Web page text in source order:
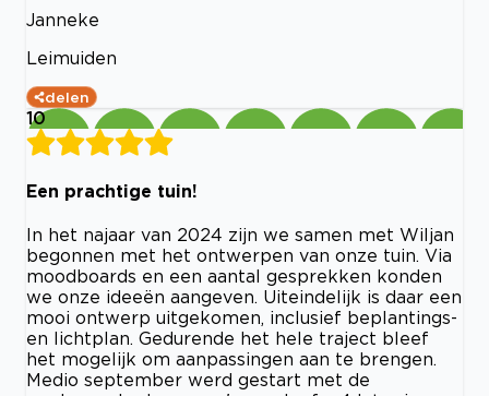
Janneke
Leimuiden
delen
10
Een prachtige tuin!
In het najaar van 2024 zijn we samen met Wiljan
begonnen met het ontwerpen van onze tuin. Via
moodboards en een aantal gesprekken konden
we onze ideeën aangeven. Uiteindelijk is daar een
mooi ontwerp uitgekomen, inclusief beplantings-
en lichtplan. Gedurende het hele traject bleef
het mogelijk om aanpassingen aan te brengen.
Medio september werd gestart met de